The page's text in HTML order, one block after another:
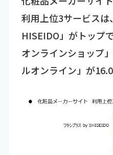
利用上位3サービス
HISEIDO」がトップ
オンラインショップ
ルオンライン」が16.0